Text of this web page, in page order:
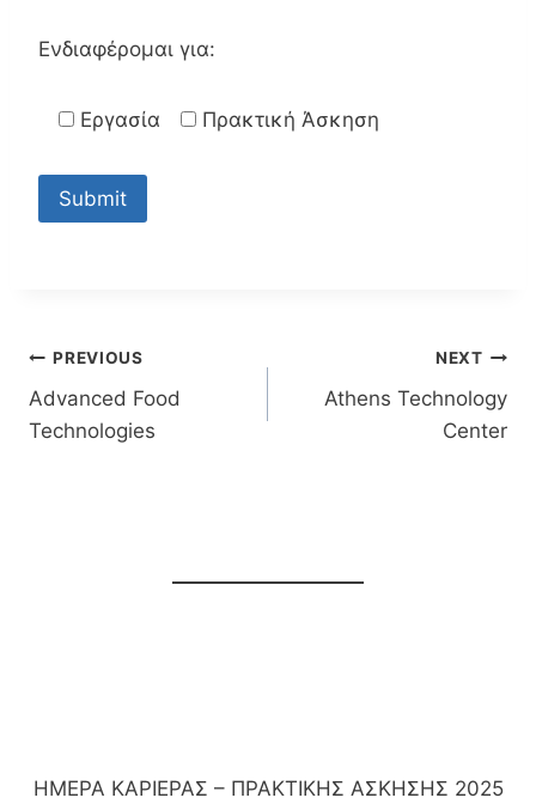
Ενδιαφέρομαι για:
Εργασία Πρακτική Άσκηση
Post
navigation
PREVIOUS
Advanced Food
Technologies
NEXT
Athens Technology
Center
ΗΜΕΡΑ ΚΑΡΙΕΡΑΣ – ΠΡΑΚΤΙΚΗΣ ΑΣΚΗΣΗΣ 2025